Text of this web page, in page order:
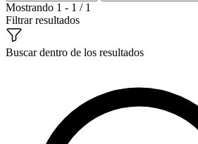
Mostrando 1 - 1 / 1
Filtrar resultados
Buscar dentro de los resultados